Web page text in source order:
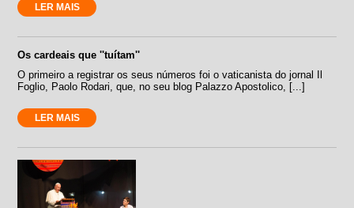
LER MAIS
Os cardeais que ''tuítam''
O primeiro a registrar os seus números foi o vaticanista do jornal Il
Foglio, Paolo Rodari, que, no seu blog Palazzo Apostolico, [...]
LER MAIS